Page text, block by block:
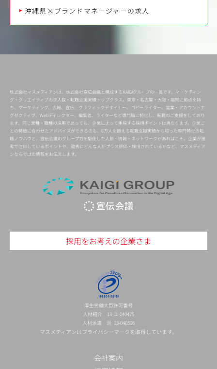
沖縄県×ブランドマネージャーの求人
株式会社マスメディアンは、株式会社宣伝会議と構成するKAIGIグループの一員です。マーケティン
グ・クリエイティブの求人数・転職支援実績トップクラス。東京・名古屋・大阪・福岡に拠点を持
ち、マーケティング、広報、宣伝、グラフィックデザイナー、コピーライター、営業・アカウントエ
グゼクティブ、Webディレクター、編集者、ライターなど専門職に特化し、転職のご支援をしており
ます。同じ業種・職種の採用であっても、企業によって重視する採用ポイントは異なります。企業ご
との特徴に合わせたアドバイスができるのも、6万人を超える転職支援実績から培った専門特化の転
職ノウハウと、宣伝会議のグループ力を駆使した人脈・情報・ネットワークがあればこそ。企業が選
考で注目しているポイントや、過去にどんな人がプラス評価・採用されているかなど、マスメディア
ンならではの情報をお伝えします。
採用をお考えの企業さま
厚生労働大臣許可番号
人材紹介 13-ユ-040475
人材派遣 派 13-040596
マスメディアンはプライバシーマークを取得しています。
会社案内